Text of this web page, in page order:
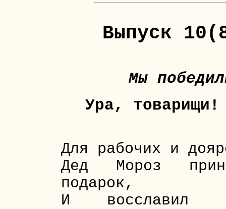
Выпуск
Мы
Ура, товарищи!
Для рабочих и
Дед Мороз
подарок,
И восславил